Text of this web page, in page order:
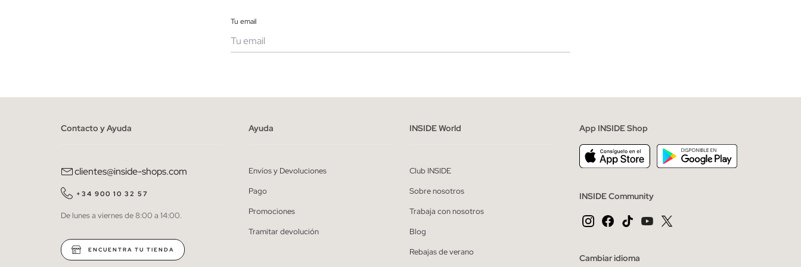
Tu email
* Puedes cancelar la suscripción en cualquier momento.
Contacto y Ayuda
clientes@inside-shops.com
+34 900 10 32 57
De lunes a viernes de 8:00 a 14:00.
ENCUENTRA TU TIENDA
Ayuda
Envíos y Devoluciones
Pago
Promociones
Tramitar devolución
INSIDE World
Club INSIDE
Sobre nosotros
Trabaja con nosotros
Blog
Rebajas de verano
App INSIDE Shop
INSIDE Community
Cambiar idioma